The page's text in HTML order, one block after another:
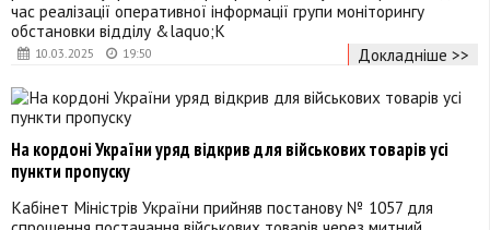
10.03.2025 19:50
час реалізації оперативної інформації групи моніторингу
обстановки відділу &laquo;К
Докладніше >>
На кордоні України уряд відкрив для військових товарів усі
пункти пропуску
Кабінет Міністрів України прийняв постанову № 1057 для